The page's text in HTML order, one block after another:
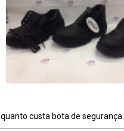
quanto custa bota de segurança